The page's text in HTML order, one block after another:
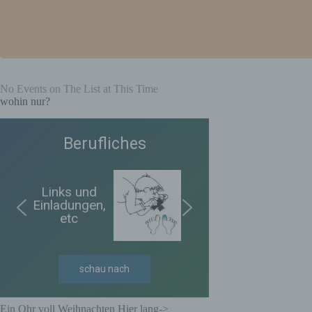
No Events on The List at This Time
wohin nur?
Berufliches
Links und
Einladungen,
etc
schau nach
Ein Ohr voll Weihnachten Hier lang->